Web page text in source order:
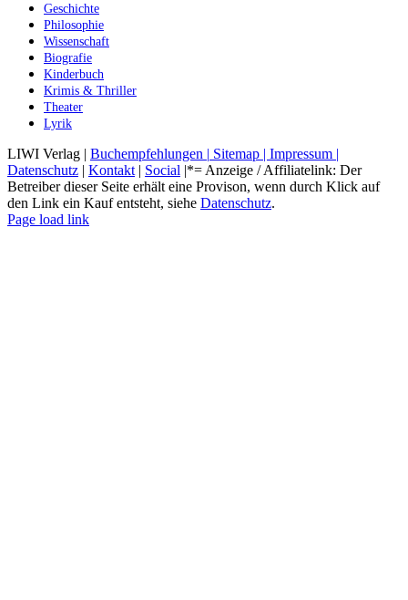
Geschichte
Philosophie
Wissenschaft
Biografie
Kinderbuch
Krimis & Thriller
Theater
Lyrik
LIWI Verlag | Buchempfehlungen | Sitemap | Impressum |
Datenschutz | Kontakt| Social |*= Anzeige / Affiliatelink: Der
Betreiber dieser Seite erhält eine Provison, wenn durch Klick auf
den Link ein Kauf entsteht, siehe Datenschutz.
Instagram
Facebook
YouTube
X
Pinterest
LinkedIn
Page load link